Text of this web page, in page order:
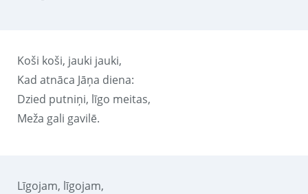
Koši koši, jauki jauki,
Kad atnāca Jāņa diena:
Dzied putniņi, līgo meitas,
Meža gali gavilē.
Līgojam, līgojam,